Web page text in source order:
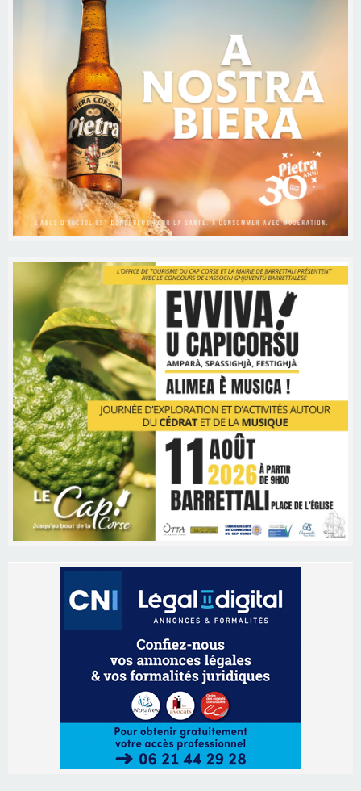
Les brèves
Biguglia : messe de la Sainte-Marie et
procession le 14 août
Tennis - Début ce week-end du tournoi du